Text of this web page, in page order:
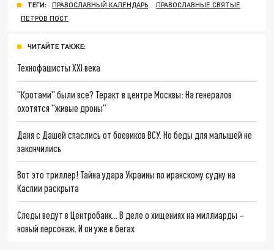
ТЕГИ: ПРАВОСЛАВНЫЙ КАЛЕНДАРЬ
ПРАВОСЛАВНЫЕ СВЯТЫЕ
ПЕТРОВ ПОСТ
ЧИТАЙТЕ ТАКЖЕ:
Технофашисты XXI века
"Кротами" были все? Теракт в центре Москвы: На генералов
охотятся "живые дроны"
Даня с Дашей спаслись от боевиков ВСУ. Но беды для малышей не
закончились
Вот это триллер! Тайна удара Украины по иранскому судну на
Каспии раскрыта
Следы ведут в Центробанк… В деле о хищениях на миллиарды –
новый персонаж. И он уже в бегах